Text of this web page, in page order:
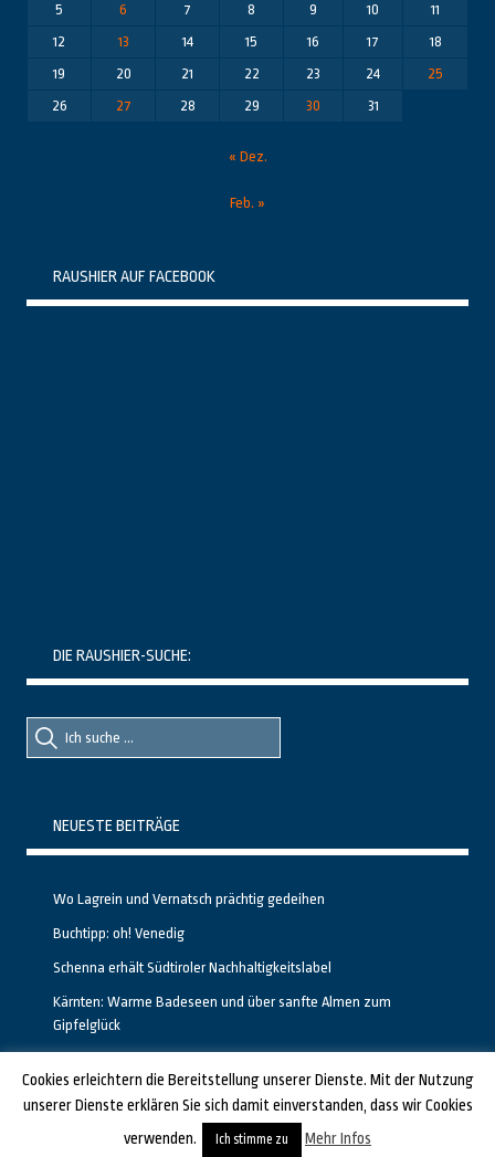
5
6 7 8 9 10
11
12
13 14 15 16 17
18
19
20 21 22 23 24
25
26
27 28 29 30 31
« Dez.
Feb. »
RAUSHIER AUF FACEBOOK
DIE RAUSHIER-SUCHE:
Suche
nach::
Suche
nach:
NEUESTE BEITRÄGE
Wo Lagrein und Vernatsch prächtig gedeihen
Buchtipp: oh! Venedig
Schenna erhält Südtiroler Nachhaltigkeitslabel
Kärnten: Warme Badeseen und über sanfte Almen zum
Gipfelglück
GESTALTET UND PROGRAMMIERT VON ALBERTO & FRANZ BEI LUCID.BERLIN
Cookies erleichtern die Bereitstellung unserer Dienste. Mit der Nutzung
unserer Dienste erklären Sie sich damit einverstanden, dass wir Cookies
verwenden.
Ich stimme zu Mehr Infos